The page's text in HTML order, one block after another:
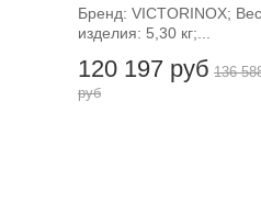
Бренд: VICTORINOX; Вес
изделия: 5,30 кг;...
120 197 руб 136
руб